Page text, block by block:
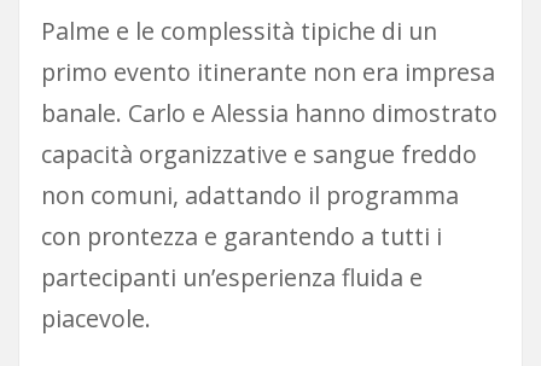
Palme e le complessità tipiche di un
primo evento itinerante non era impresa
banale. Carlo e Alessia hanno dimostrato
capacità organizzative e sangue freddo
non comuni, adattando il programma
con prontezza e garantendo a tutti i
partecipanti un’esperienza fluida e
piacevole.